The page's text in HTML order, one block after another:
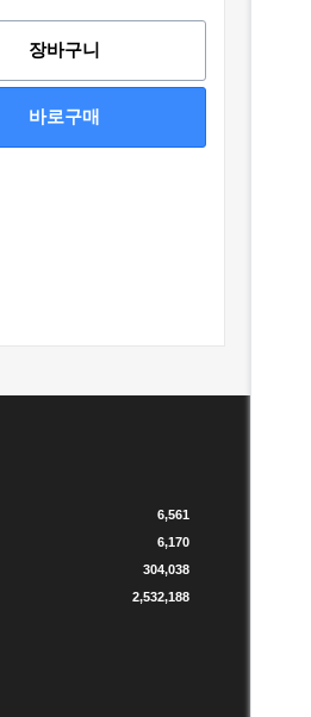
장바구니
바로구매
6,561
6,170
304,038
2,532,188